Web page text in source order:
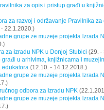
za opis i pristup građi u
za razvoj i održavanje Pravilnika
22.1.2020.)
grupe ze muzeje projekta Izrada
za izradu NPK u Donjoj Stubici (29. -
građi u arhivima, knjižnicama i
edukatora (12.10. - 14.12.2018.)
grupe ze muzeje projekta Izrada
odbora za izradu NPK
grupe ze muzeje projekta Izrada